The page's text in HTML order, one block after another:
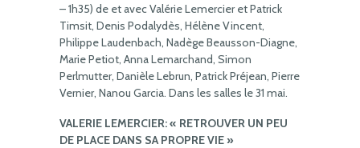
– 1h35) de et avec Valérie Lemercier et Patrick
Timsit, Denis Podalydès, Hélène Vincent,
Philippe Laudenbach, Nadège Beausson-Diagne,
Marie Petiot, Anna Lemarchand, Simon
Perlmutter, Danièle Lebrun, Patrick Préjean, Pierre
Vernier, Nanou Garcia. Dans les salles le 31 mai.
VALERIE LEMERCIER: « RETROUVER UN PEU
DE PLACE DANS SA PROPRE VIE »